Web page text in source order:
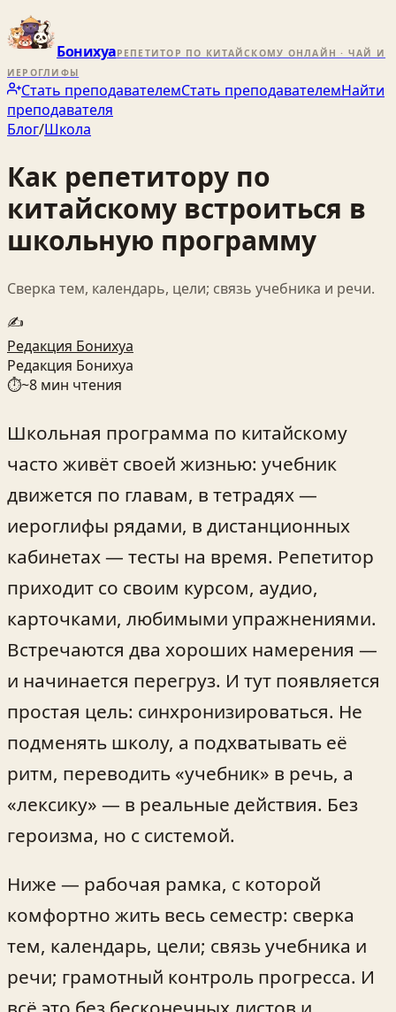
БонихуаРЕПЕТИТОР ПО КИТАЙСКОМУ ОНЛАЙН · ЧАЙ И
ИЕРОГЛИФЫ
Стать преподавателемСтать преподавателемНайти
преподавателя
Блог/Школа
Как репетитору по
китайскому встроиться в
школьную программу
Сверка тем, календарь, цели; связь учебника и речи.
✍️
Редакция Бонихуа
Редакция Бонихуа
⏱~8 мин чтения
Школьная программа по китайскому
часто живёт своей жизнью: учебник
движется по главам, в тетрадях —
иероглифы рядами, в дистанционных
кабинетах — тесты на время. Репетитор
приходит со своим курсом, аудио,
карточками, любимыми упражнениями.
Встречаются два хороших намерения —
и начинается перегруз. И тут появляется
простая цель: синхронизироваться. Не
подменять школу, а подхватывать её
ритм, переводить «учебник» в речь, а
«лексику» — в реальные действия. Без
героизма, но с системой.
Ниже — рабочая рамка, с которой
комфортно жить весь семестр: сверка
тем, календарь, цели; связь учебника и
речи; грамотный контроль прогресса. И